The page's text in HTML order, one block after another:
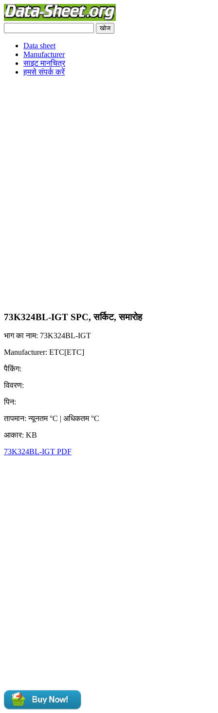
Data sheet
Manufacturer
साइट मानचित्र
हमसे संपर्क करें
73K324BL-IGT SPC, सर्किट, समारोह
भाग का नाम: 73K324BL-IGT
Manufacturer: ETC[ETC]
पैकिंग:
विवरण:
पिन:
तापमान: न्यूनतम °C | अधिकतम °C
आकार: KB
73K324BL-IGT PDF